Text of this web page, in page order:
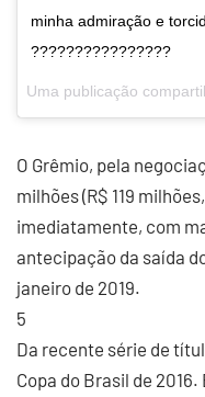
minha admiração e
????????????????
Uma publicação
O Grêmio, pela
milhões (R$ 119
imediatamente, com
antecipação da saída
janeiro de 2019.
5
Da recente série de
Copa do Brasil de